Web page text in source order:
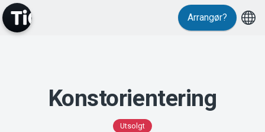
MyTickster
Arrangør?
Konstorientering
Utsolgt